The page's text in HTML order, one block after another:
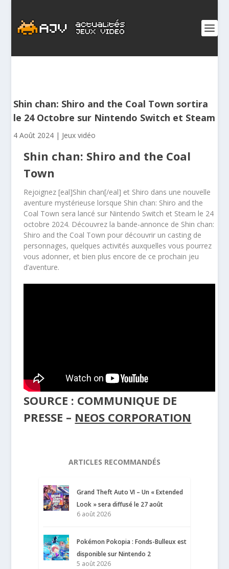
Shin chan: Shiro and the Coal Town sortira
le 24 Octobre sur Nintendo Switch et Steam
4 Août 2024 | Jeux vidéo
Shin chan: Shiro and the Coal
Town
Rejoignez [eal]Shin chan[/eal] et Shiro dans une nouvelle
aventure mystérieuse lorsque Shin chan: Shiro and the
Coal Town sera lancé sur Nintendo Switch et Steam le 24
octobre 2024. Découvrez la bande-annonce de Shin chan:
Shiro and the Coal Town pour découvrir un casting de
personnages, quelques activités auxquelles vous pourrez
vous adonner, et bien plus encore de ce prochain jeu
d’aventure.
SOURCE : COMMUNIQUE DE
PRESSE – NEOS CORPORATION
ARTICLES RECOMMANDÉS
Grand Theft Auto VI – Un « Extended
Look » sera diffusé le 27 août
6 août 2026
Pokémon Pokopia : Fonds-Bulleux est
disponible sur Nintendo 2
5 août 2026